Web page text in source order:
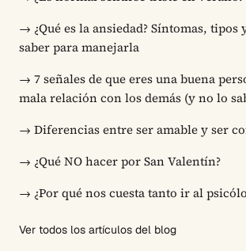
→ ¿Qué es la ansiedad? Síntomas, tipos
saber para manejarla
→ 7 señales de que eres una buena
mala relación con los demás (y no lo
→ Diferencias entre ser amable y ser
→ ¿Qué NO hacer por San Valentín?
→ ¿Por qué nos cuesta tanto ir al
Ver todos los artículos del blog